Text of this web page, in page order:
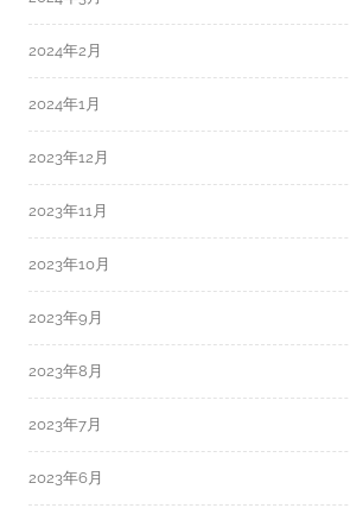
2024年2月
2024年1月
2023年12月
2023年11月
2023年10月
2023年9月
2023年8月
2023年7月
2023年6月